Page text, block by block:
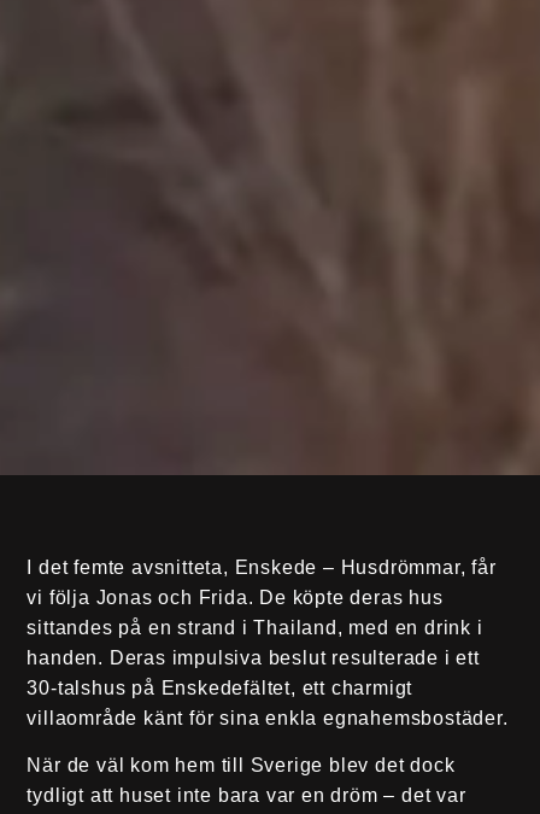
I det femte avsnitteta, Enskede – Husdrömmar, får
vi följa Jonas och Frida. De köpte deras hus
sittandes på en strand i Thailand, med en drink i
handen. Deras impulsiva beslut resulterade i ett
30-talshus på Enskedefältet, ett charmigt
villaområde känt för sina enkla egnahemsbostäder.
När de väl kom hem till Sverige blev det dock
tydligt att huset inte bara var en dröm – det var